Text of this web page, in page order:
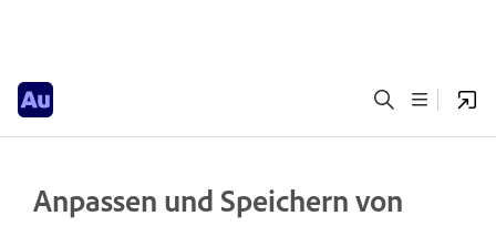
Anpassen und Speichern von